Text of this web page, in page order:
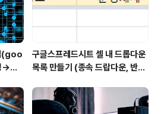
(goo
→음
구글스프레드시트 셀 내 드롭다운
목록 만들기 (종속 드랍다운, 반응
pulating a dropdown cell b
ased on values in another